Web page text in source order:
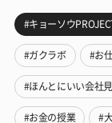
#キョーソウ
#ガクラボ #お
#ほんとにいい会社
#お金の授業 #